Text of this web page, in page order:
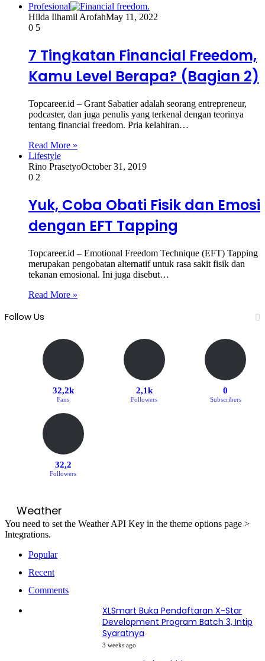
Profesional
Hilda Ilhamil ArofahMay 11, 2022
0 5
7 Tingkatan Financial Freedom,
Kamu Level Berapa? (Bagian 2)
Topcareer.id – Grant Sabatier adalah seorang entrepreneur,
podcaster, dan juga penulis yang terkenal dengan teorinya
tentang financial freedom. Pria kelahiran…
Read More »
Lifestyle
Rino PrasetyoOctober 31, 2019
0 2
Yuk, Coba Obati Fisik dan Emosi
dengan EFT Tapping
Topcareer.id – Emotional Freedom Technique (EFT) Tapping
merupakan pengobatan alternatif untuk rasa sakit fisik dan
tekanan emosional. Ini juga disebut…
Read More »
Follow Us
32,2k
Fans
2,1k
Followers
0
Subscribers
32,2
Followers
Weather
You need to set the Weather API Key in the theme options page >
Integrations.
Popular
Recent
Comments
XLSmart Buka Pendaftaran X-Star
Development Program Batch 3, Intip
Syaratnya
3 weeks ago